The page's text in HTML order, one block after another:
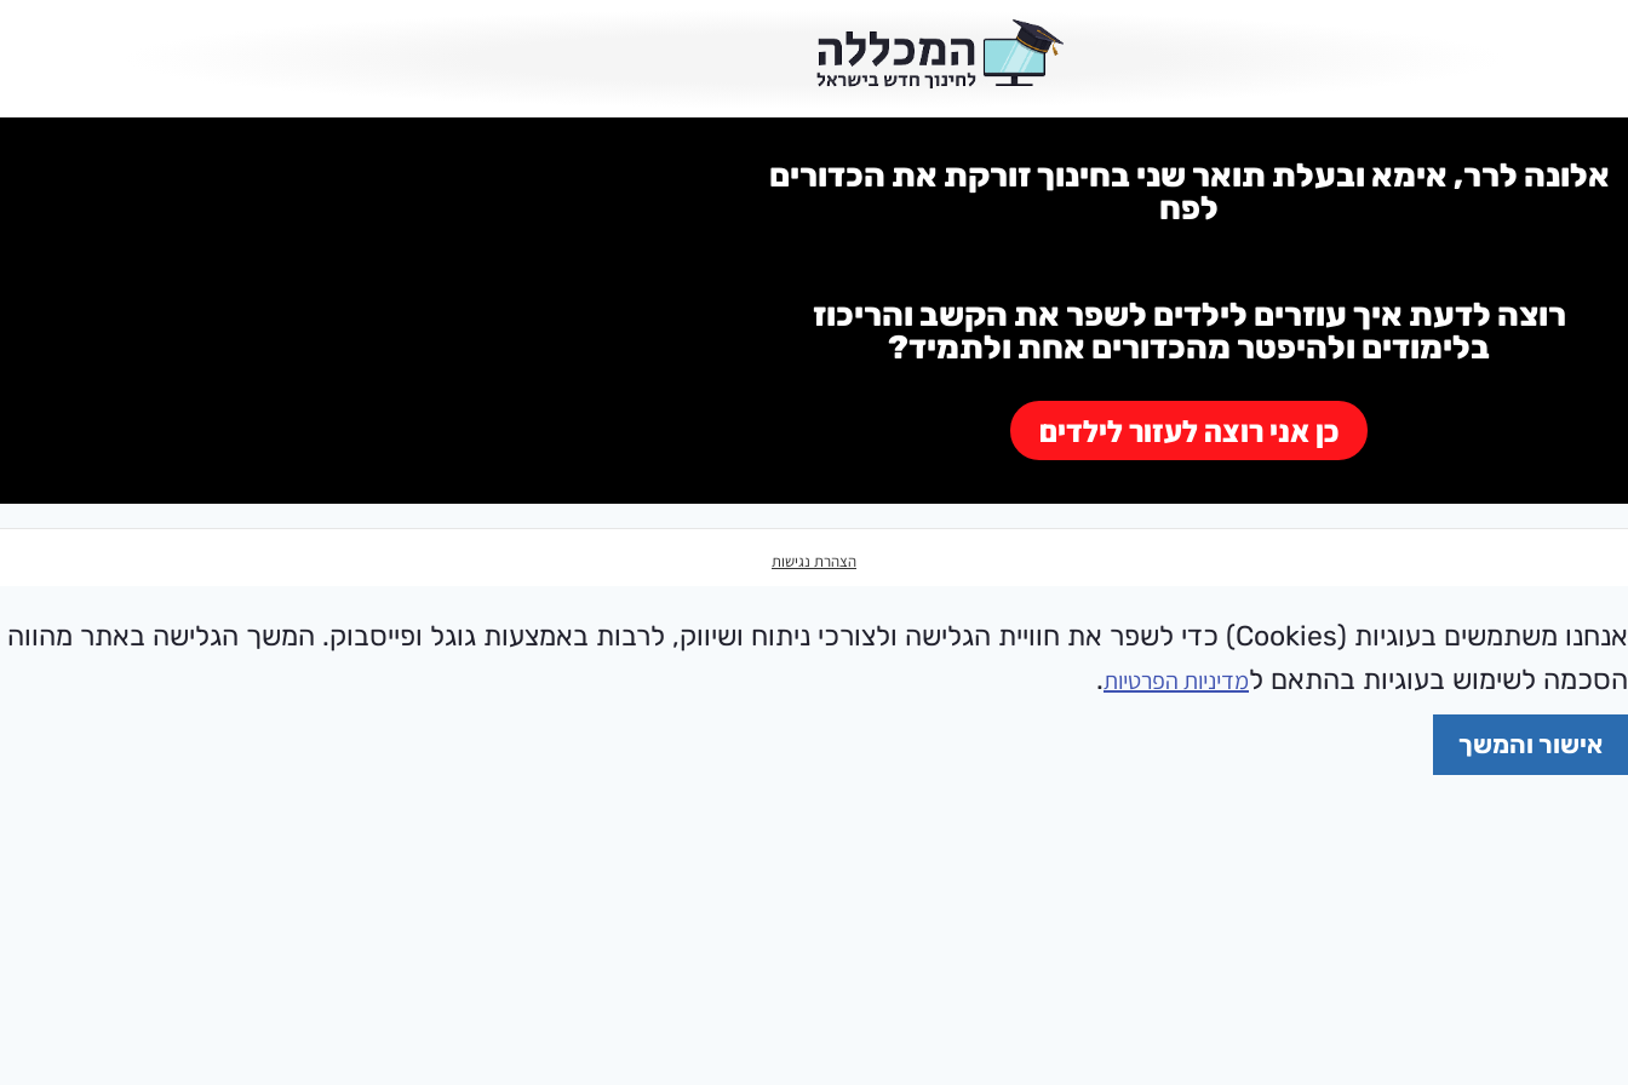
אלונה לרר, אימא ובעלת תואר שני בחינוך זורקת את הכדורים
לפח
רוצה לדעת איך עוזרים לילדים לשפר את הקשב והריכוז
בלימודים ולהיפטר מהכדורים אחת ולתמיד?
כן אני רוצה לעזור לילדים
הצהרת נגישות
אנחנו משתמשים בעוגיות (Cookies) כדי לשפר את חוויית הגלישה ולצורכי ניתוח ושיווק, לרבות באמצעות גוגל ופייסבוק. המשך הגלישה באתר מהווה
הסכמה לשימוש בעוגיות בהתאם למדיניות הפרטיות.
אישור והמשך